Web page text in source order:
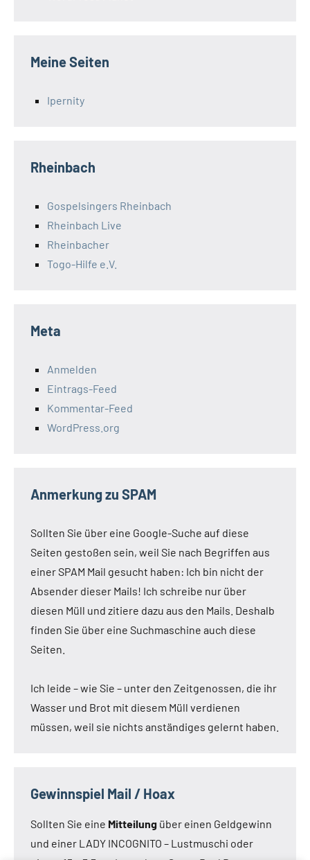
Meine Seiten
Ipernity
Rheinbach
Gospelsingers Rheinbach
Rheinbach Live
Rheinbacher
Togo-Hilfe e.V.
Meta
Anmelden
Eintrags-Feed
Kommentar-Feed
WordPress.org
Anmerkung zu SPAM
Sollten Sie über eine Google-Suche auf diese
Seiten gestoßen sein, weil Sie nach Begriffen aus
einer SPAM Mail gesucht haben: Ich bin nicht der
Absender dieser Mails! Ich schreibe nur über
diesen Müll und zitiere dazu aus den Mails. Deshalb
finden Sie über eine Suchmaschine auch diese
Seiten.
Ich leide – wie Sie – unter den Zeitgenossen, die ihr
Wasser und Brot mit diesem Müll verdienen
müssen, weil sie nichts anständiges gelernt haben.
Gewinnspiel Mail / Hoax
Sollten Sie eine Mitteilung über einen Geldgewinn
und einer LADY INCOGNITO – Lustmuschi oder